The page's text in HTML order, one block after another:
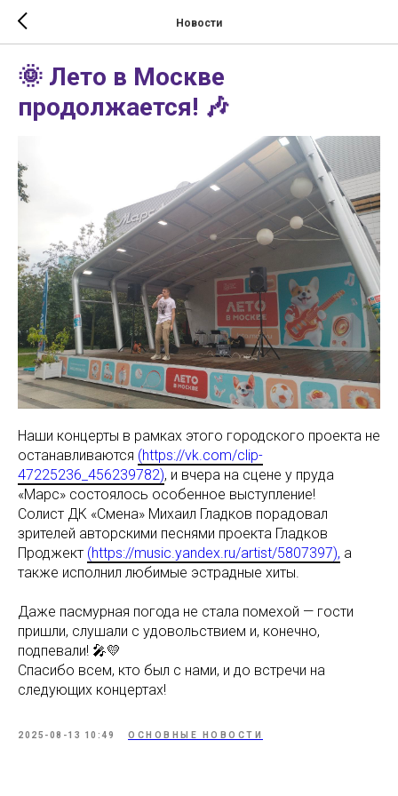
Новости
🌞 Лето в Москве
продолжается! 🎶
Наши концерты в рамках этого городского проекта не
останавливаются (https://vk.com/clip-
47225236_456239782), и вчера на сцене у пруда
«Марс» состоялось особенное выступление!
Солист ДК «Смена» Михаил Гладков порадовал
зрителей авторскими песнями проекта Гладков
Проджект (https://music.yandex.ru/artist/5807397), а
также исполнил любимые эстрадные хиты.
Даже пасмурная погода не стала помехой — гости
пришли, слушали с удовольствием и, конечно,
подпевали! 🎤💛
Спасибо всем, кто был с нами, и до встречи на
следующих концертах!
2025-08-13 10:49 ОСНОВНЫЕ НОВОСТИ